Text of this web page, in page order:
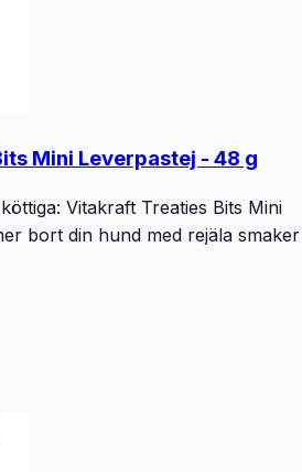
Mini Leverpastej - 48 g
Vitakraft Treaties Bits Mini
bort din hund med rejäla smaker